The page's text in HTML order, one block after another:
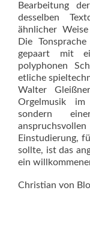
Bearbeitung
desselben
ähnlicher
Die
gepaart mit
polyphonen
etliche
Walter
Orgelmusik im
sondern
Einstudierung,
sollte, ist das
ein
Christian von